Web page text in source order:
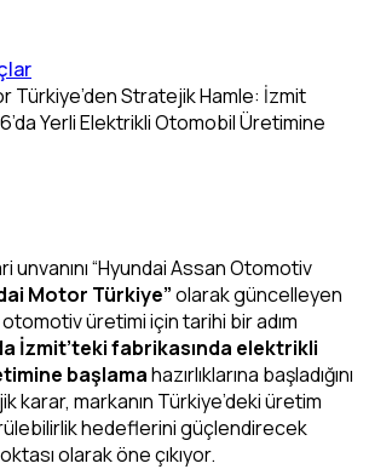
Türkiye’den Stratejik Hamle: İzmit
Yerli Elektrikli Otomobil Üretimine
unvanını “Hyundai Assan Otomotiv
Motor Türkiye”olarak güncelleyen
üretimi için tarihi bir adım
İzmit’teki fabrikasında elektrikli
başlamahazırlıklarına başladığını
karar, markanın Türkiye’deki üretim
hedeflerini güçlendirecek
olarak öne çıkıyor.